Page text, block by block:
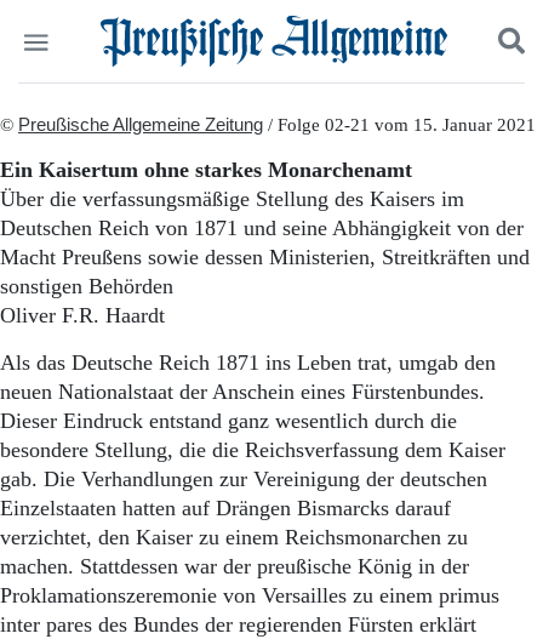
Start
Wer wir sind
Aktuelle Ausgabe
Abonnenten-Login
Abonnent werden
Abo Prämien
Politik
Wirtschaft
Panorama
Gesellschaft
Leben
Berlin-Brandenburg
Schlesien
Danzig und Westpreußen
Bücher
Suchen und finden
© Preußische Allgemeine Zeitung / Folge 02-21 vom 15. Januar 2021
Ein Kaisertum ohne starkes Monarchenamt
Über die verfassungsmäßige Stellung des Kaisers im
Deutschen Reich von 1871 und seine Abhängigkeit von der
Macht Preußens sowie dessen Ministerien, Streitkräften und
sonstigen Behörden
Oliver F.R. Haardt
Als das Deutsche Reich 1871 ins Leben trat, umgab den
neuen Nationalstaat der Anschein eines Fürstenbundes.
Dieser Eindruck entstand ganz wesentlich durch die
besondere Stellung, die die Reichsverfassung dem Kaiser
gab. Die Verhandlungen zur Vereinigung der deutschen
Einzelstaaten hatten auf Drängen Bismarcks darauf
verzichtet, den Kaiser zu einem Reichsmonarchen zu
machen. Stattdessen war der preußische König in der
Proklamationszeremonie von Versailles zu einem primus
inter pares des Bundes der regierenden Fürsten erklärt